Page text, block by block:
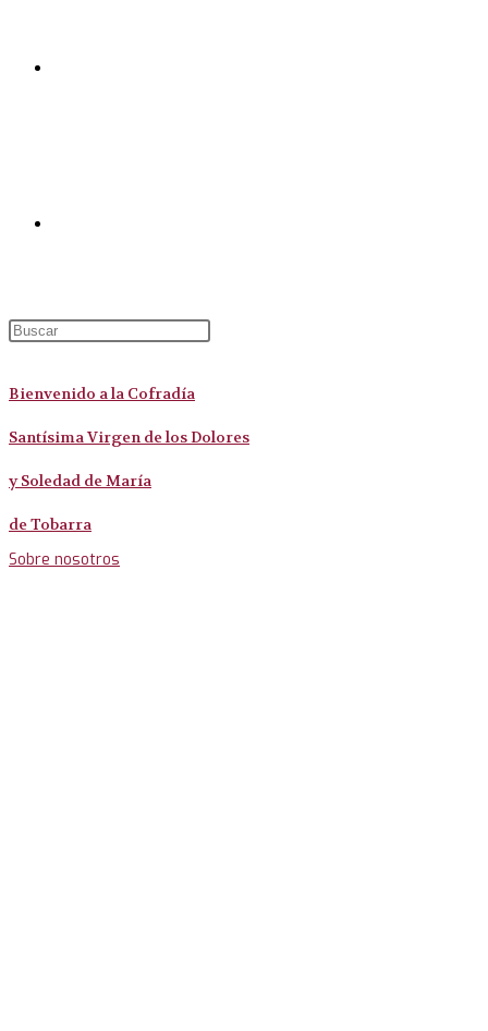
Bienvenido a la Cofradía
Santísima Virgen de los Dolores
y Soledad de María
de Tobarra
Sobre nosotros